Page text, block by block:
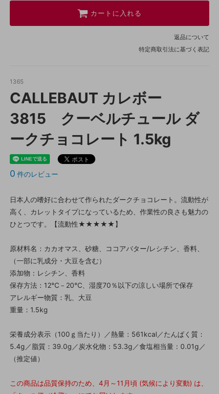
カートに入れる
返品について
特定商取引法に基づく表記
1365
CALLEBAUT カレボー
3815 クーベルチュール ダ
ークチョコレート 1.5kg
0 件のレビュー
日本人の嗜好に合わせて作られたダークチョコレート。流動性が
高く、カレットタイプになっているため、作業性の良さも魅力の
ひとつです。【流動性★★★★★】
原材料名：カカオマス、砂糖、ココアバター/レシチン、香料、
（一部に乳成分・大豆を含む）
添加物：レシチン、香料
保存方法：12℃－20℃、湿度70％以下の涼しい場所で保存
アレルギー物質：乳、大豆
重量：1.5kg
栄養成分表示（100ｇ当たり）／熱量：561kcal／たんぱく質：
5.4g／脂質：39.0g／炭水化物：53.3g／食塩相当量：0.01g／
（推定値）
この商品は品質保持のため、4月～11月頃 (気候により変動) は、